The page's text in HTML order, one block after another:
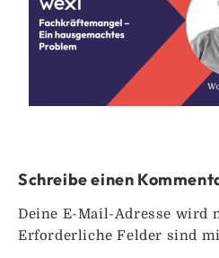
Schreibe einen
Deine E-Mail-Adresse wird
Erforderliche Felder sind